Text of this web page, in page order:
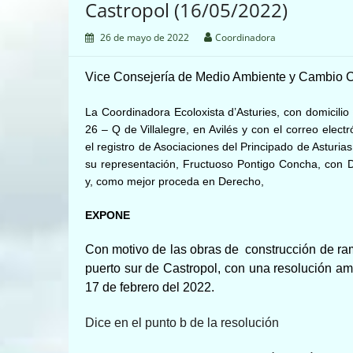
Castropol (16/05/2022)
26 de mayo de 2022 Coordinadora
Vice Consejería de Medio Ambiente y Cambio
La Coordinadora Ecoloxista d’Asturies, con
26 – Q de Villalegre, en Avilés y con el correo
el registro de Asociaciones del Principado de
su representación, Fructuoso Pontigo Concha, con
y, como mejor proceda en Derecho,
EXPONE
Con motivo de las obras de construcción de
puerto sur de Castropol, con una resolución
17 de febrero del 2022.
Dice en el punto b de la resolución